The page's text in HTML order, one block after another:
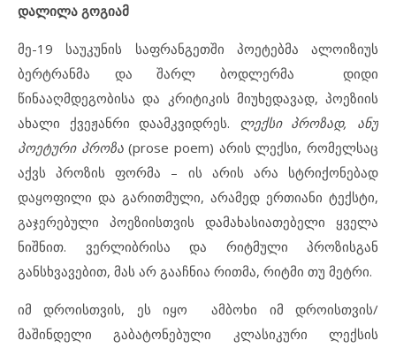
დალილა გოგიამ
მე-19 საუკუნის საფრანგეთში პოეტებმა ალოიზიუს
ბერტრანმა და შარლ ბოდლერმა დიდი
წინააღმდეგობისა და კრიტიკის მიუხედავად, პოეზიის
ახალი ქვეჟანრი დაამკვიდრეს. ლექსი პროზად, ანუ
პოეტური პროზა(prose poem) არის ლექსი, რომელსაც
აქვს პროზის ფორმა – ის არის არა სტრიქონებად
დაყოფილი და გარითმული, არამედ ერთიანი ტექსტი,
გაჯერებული პოეზიისთვის დამახასიათებელი ყველა
ნიშნით. ვერლიბრისა და რიტმული პროზისგან
განსხვავებით, მას არ გააჩნია რითმა, რიტმი თუ მეტრი.
იმ დროისთვის, ეს იყო ამბოხი იმ დროისთვის/
მაშინდელი გაბატონებული კლასიკური ლექსის